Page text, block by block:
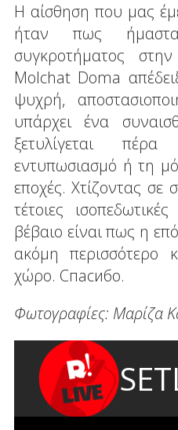
Η αίσθηση που μας
ήταν πως
συγκροτήματος
Molchat Doma
ψυχρή,
υπάρχει ένα
ξετυλίγεται
εντυπωσιασμό ή τη
εποχές. Χτίζοντας σε
τέτοιες
βέβαιο είναι πως η
ακόμη περισσότερο
χώρο. Спасибо.
Φωτογραφίες: Μαρίζα